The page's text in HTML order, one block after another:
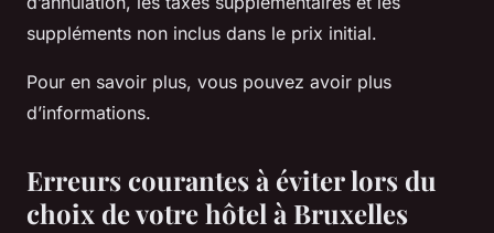
suppléments non inclus dans le prix initial.
Pour en savoir plus, vous pouvez avoir plus
d’informations.
Erreurs courantes à éviter lors du
choix de votre hôtel à Bruxelles